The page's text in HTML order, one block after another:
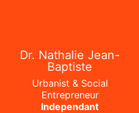
Dr. Nathalie Jean-
Baptiste
Urbanist & Social
Entrepreneur
Independant